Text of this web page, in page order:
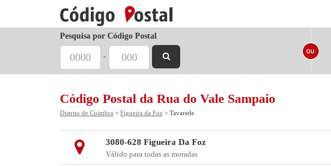
Pesquisa por Código Postal
-
Código Postal da Rua do Vale Sampaio
Distrito de Coimbra > Figueira da Foz > Tavarede
3080-628 Figueira Da Foz
Válido para todas as moradas